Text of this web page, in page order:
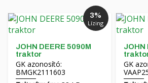
Română
Hrvatski
Čeština
3%
Lízing
JOHN DEERE 5090M
traktor
GK azonosító:
BMGK2111603
JOHN
GK